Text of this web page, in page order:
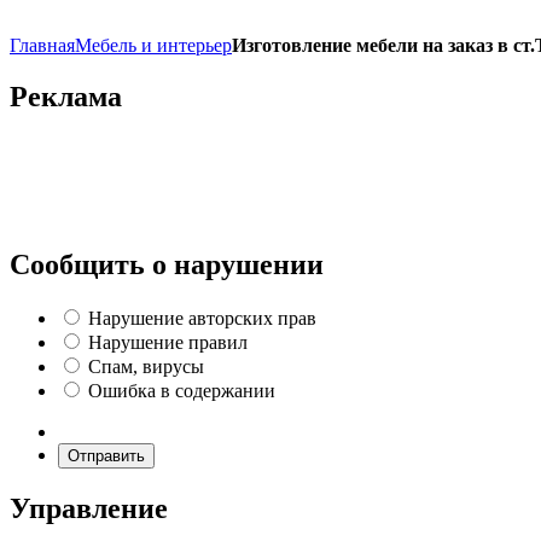
ГлавнаяМебель и интерьерИзготовление мебели на заказ в
Реклама
Сообщить о нарушении
Нарушение авторских прав
Нарушение правил
Спам, вирусы
Ошибка в содержании
Отправить
Управление